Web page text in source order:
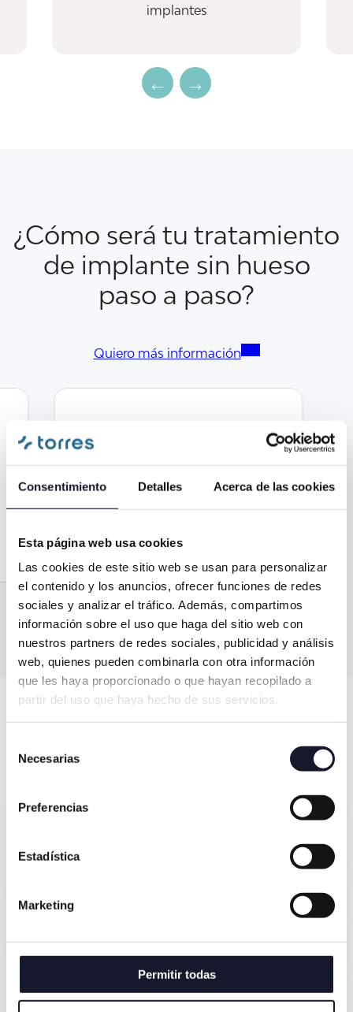
Consentimiento Detalles Acerca de las cookies
Esta página web usa cookies
Las cookies de este sitio web se usan para personalizar
el contenido y los anuncios, ofrecer funciones de redes
sociales y analizar el tráfico. Además, compartimos
información sobre el uso que haga del sitio web con
nuestros partners de redes sociales, publicidad y análisis
web, quienes pueden combinarla con otra información
que les haya proporcionado o que hayan recopilado a
partir del uso que haya hecho de sus servicios.
Necesarias
Preferencias
Estadística
Marketing
Permitir todas
implantes
¿Cómo será tu tratamiento
de implante sin hueso
paso a paso?
Quiero más información
4. Colocación de la
prótesis final
función y la estética.
¿Cómo va a ser tu paso
2. Pruebas diagnósticas iniciales sin
3. CBCT si es necesario